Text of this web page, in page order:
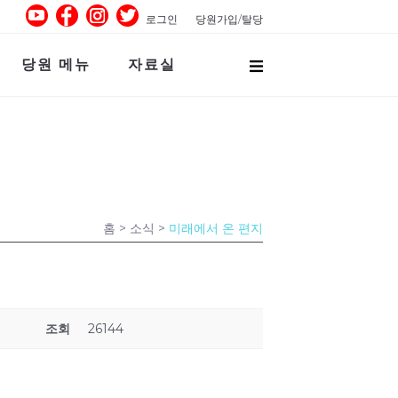
로그인 당원가입/탈당
당원 메뉴 자료실
홈 > 소식 > 미래에서 온 편지
조회 26144